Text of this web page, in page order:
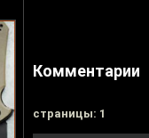
Комментарии
cтраницы: 1